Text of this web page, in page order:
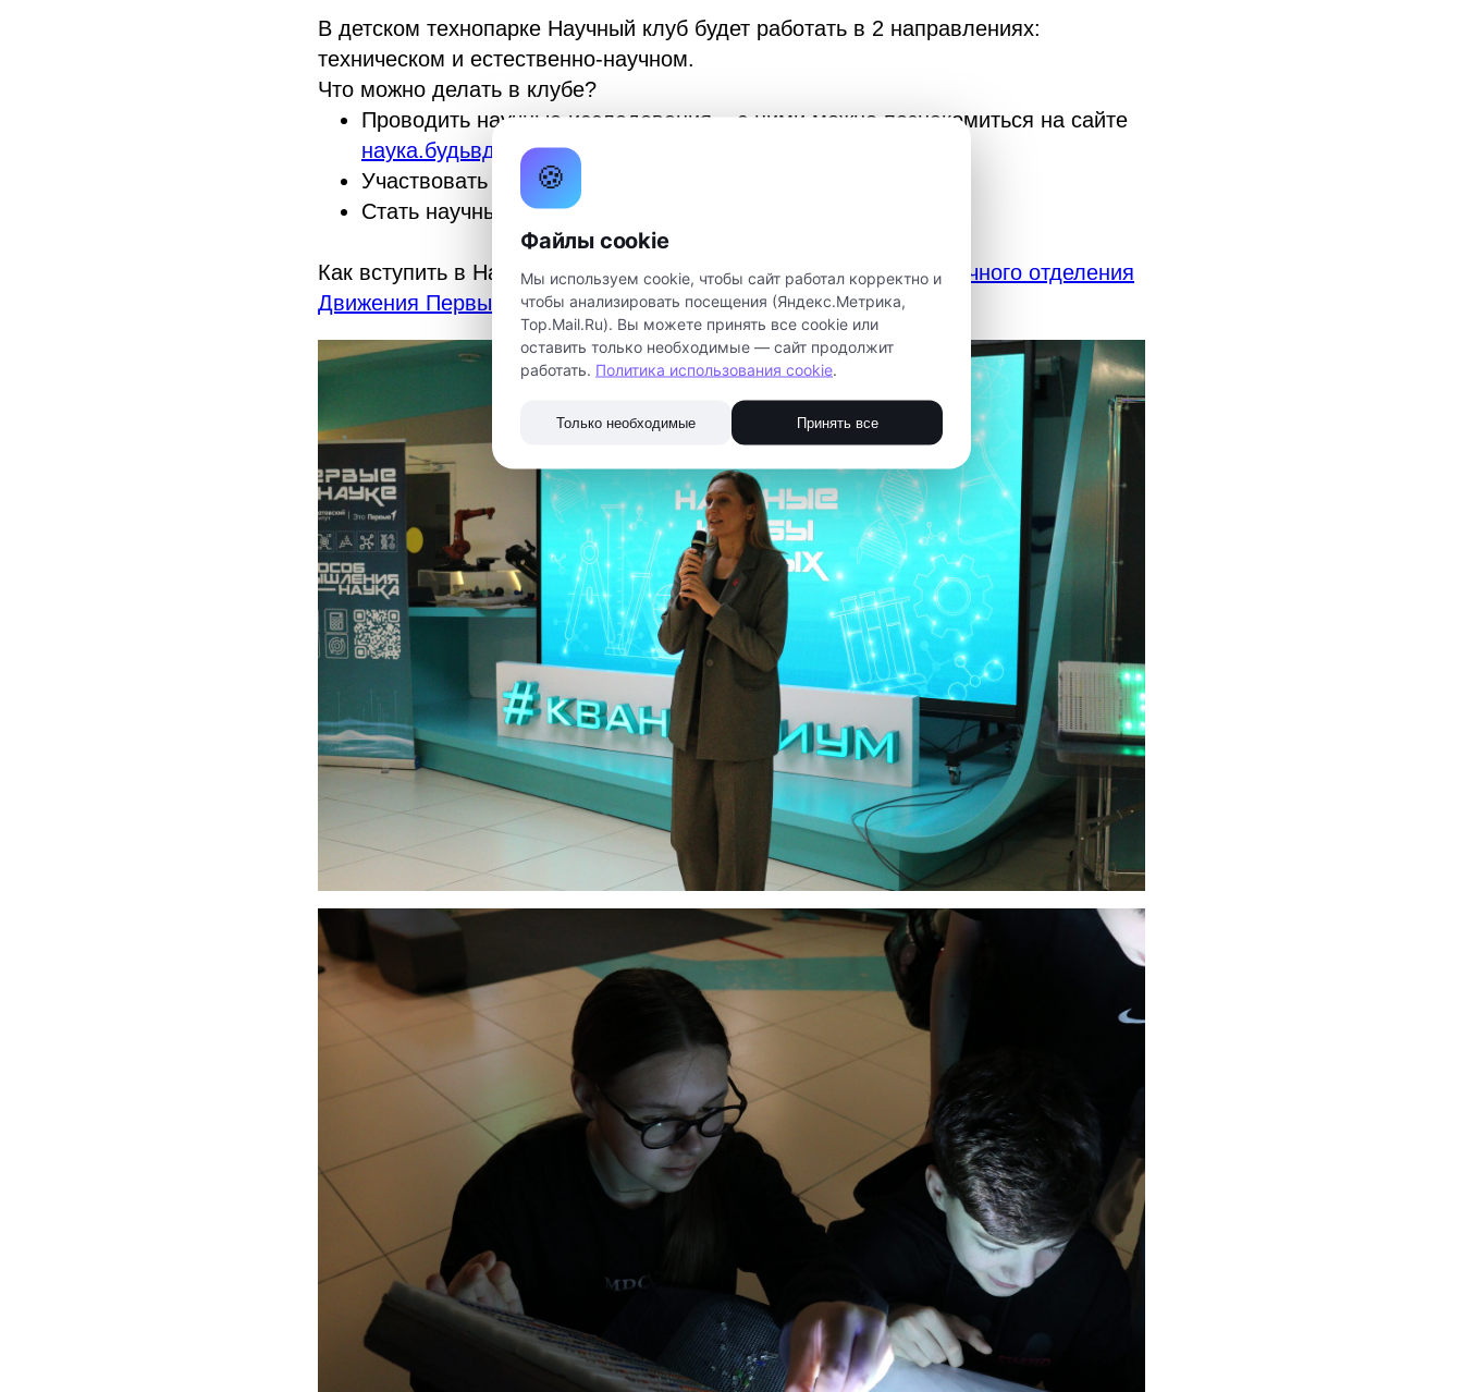
В детском технопарке Научный клуб будет работать в 2 направлениях:
техническом и естественно-научном.
Что можно делать в клубе?
Проводить научные исследования – с ними можно познакомиться на сайте
наука.будьвдвижении.рф
Участвовать в конкурсах
Стать научными волонтерами
Как вступить в Научный клуб? Пишите администраторамПервичного отделения
Движения Первых «Кванториума»
🍪
Файлы cookie
Мы используем cookie, чтобы сайт работал корректно и
чтобы анализировать посещения (Яндекс.Метрика,
Top.Mail.Ru). Вы можете принять все cookie или
оставить только необходимые — сайт продолжит
работать. Политика использования cookie
Только необходимые Принять все